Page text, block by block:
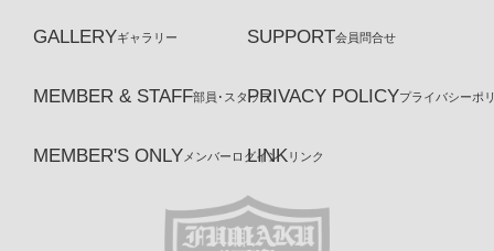
GALLERYギャラリー
MEMBER & STAFF部員･スタッフ
MEMBER'S ONLY メンバーログイン
SUPPORT会員問合せ
PRIVACY POLICYプライバシーポ
LINK リンク